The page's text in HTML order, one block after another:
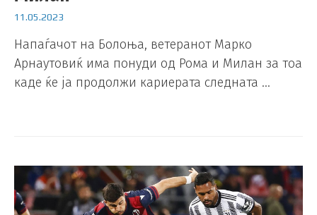
11.05.2023
Напаѓачот на Болоња, ветеранот Марко
Арнаутовиќ има понуди од Рома и Милан за тоа
каде ќе ја продолжи кариерата следната …